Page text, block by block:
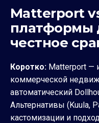
Matterport
платформы
честное
Коротко: Matterport —
коммерческой
автоматический
Альтернативы (Kuula,
кастомизации и